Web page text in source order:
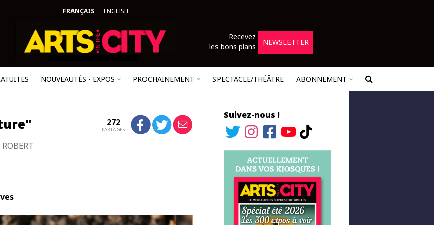
FRANÇAIS ENGLISH
Recevez
les bons plans
NEWSLETTER
NOUVEAUTÉS - EXPOS PROCHAINEMENT SPECTACLE/THÉÂTRE ABONNEMENT
272
PARTAGES
Suivez-nous !